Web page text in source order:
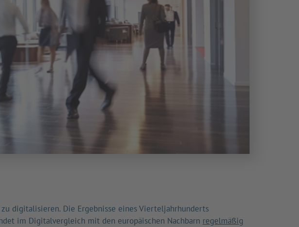
digitalisieren. Die Ergebnisse eines Vierteljahrhunderts
im Digitalvergleich mit den europäischen Nachbarn regelmäßig